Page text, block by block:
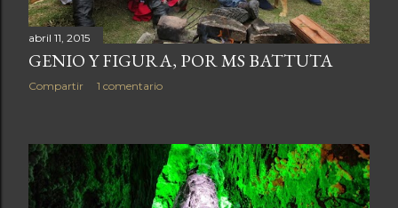
abril 11, 2015
GENIO Y FIGURA, POR MS BATTUTA
Compartir 1 comentario